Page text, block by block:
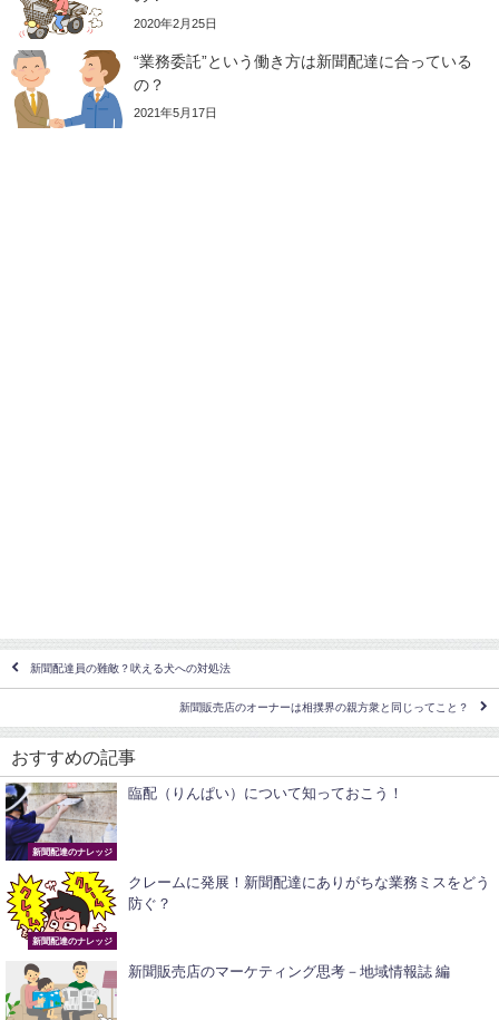
2020年2月25日
“業務委託”という働き方は新聞配達に合っている
の？
2021年5月17日
新聞配達員の難敵？吠える犬への対処法
新聞販売店のオーナーは相撲界の親方衆と同じってこと？
おすすめの記事
新聞配達のナレッジ
臨配（りんぱい）について知っておこう！
新聞配達のナレッジ
クレームに発展！新聞配達にありがちな業務ミスをどう
防ぐ？
新聞販売店のマーケティング思考－地域情報誌 編